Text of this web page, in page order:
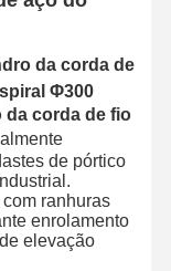
da corda de
Φ300
corda de fio
de pórtico
ranhuras
enrolamento
elevação